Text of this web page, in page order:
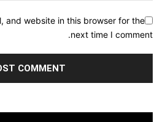
and website in this browser for the
next time I comment.